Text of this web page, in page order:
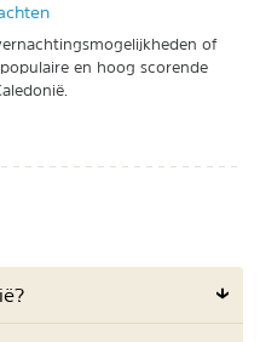
of
en hoog scorende